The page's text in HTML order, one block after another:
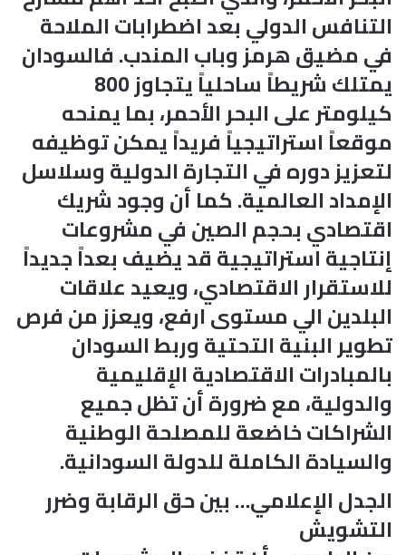
التنافس الدولي بعد اضطرابات الملاحة
في مضيق هرمز وباب المندب. فالسودان
يمتلك شريطاً ساحلياً يتجاوز 800
كيلومتر على البحر الأحمر، بما يمنحه
موقعاً استراتيجياً فريداً يمكن توظيفه
لتعزيز دوره في التجارة الدولية وسلاسل
الإمداد العالمية. كما أن وجود شريك
اقتصادي بحجم الصين في مشروعات
إنتاجية استراتيجية قد يضيف بعداً جديداً
للاستقرار الاقتصادي، ويعيد علاقات
البلدين الي مستوى ارفع، ويعزز من فرص
تطوير البنية التحتية وربط السودان
بالمبادرات الاقتصادية الإقليمية
والدولية، مع ضرورة أن تظل جميع
الشراكات خاضعة للمصلحة الوطنية
والسيادة الكاملة للدولة السودانية.
الجدل الإعلامي… بين حق الرقابة وضرر
التشويش